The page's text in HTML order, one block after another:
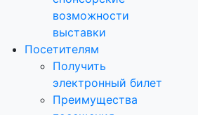
возможности
выставки
Посетителям
Получить
электронный билет
Преимущества